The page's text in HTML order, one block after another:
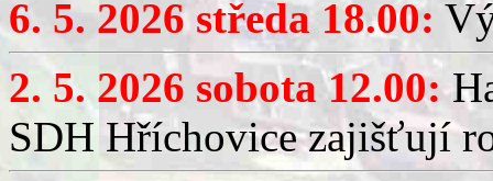
6. 5. 2026 středa 18.00:
2. 5. 2026 sobota 12.00:
SDH Hříchovice zajišťují